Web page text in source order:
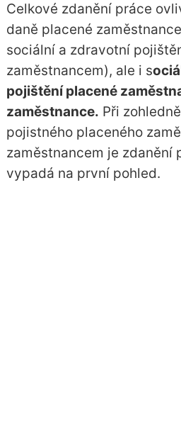
Celkové zdanění práce
daně placené
sociální a zdravotní
zaměstnancem), ale i s
pojištění placené
zaměstnance. Při
pojistného placeného
zaměstnancem je zdanění
vypadá na první pohled.